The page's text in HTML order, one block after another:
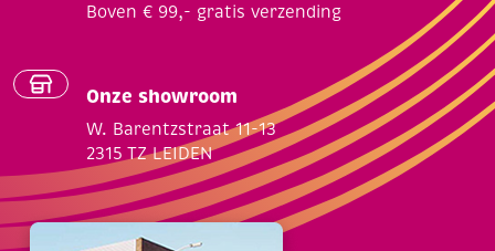
Boven € 99,- gratis verzending
Onze showroom
W. Barentzstraat 11-13
2315 TZ LEIDEN